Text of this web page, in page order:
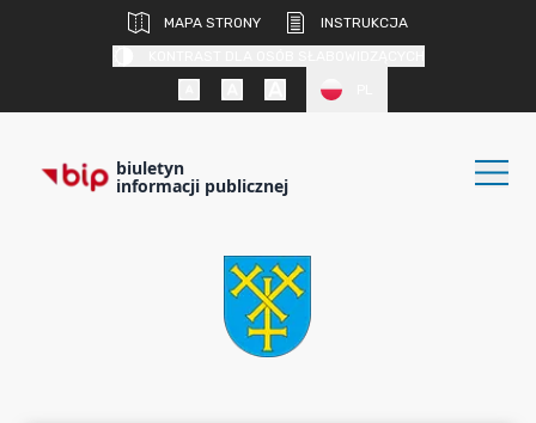
MAPA STRONY
INSTRUKCJA
biuletyn
informacji publicznej